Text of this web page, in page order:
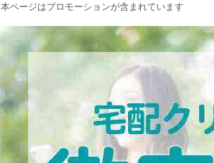
本ページはプロモーションが含まれています